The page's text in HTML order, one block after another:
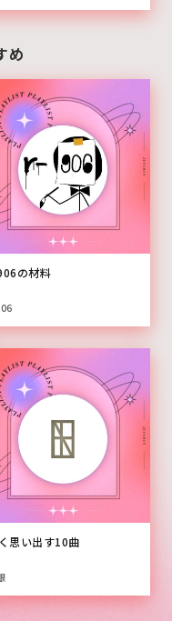
め
の材料
思い出す10曲